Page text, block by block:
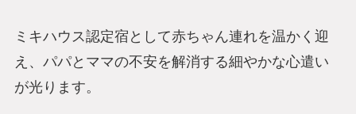
ミキハウス認定宿として赤ちゃん連れを温かく迎
え、パパとママの不安を解消する細やかな心遣い
が光ります。